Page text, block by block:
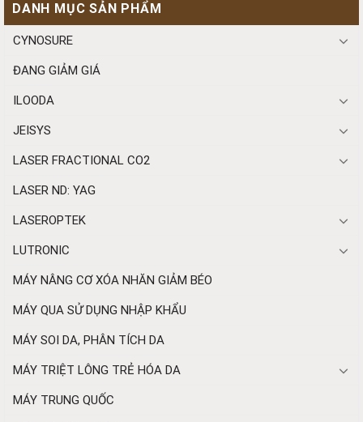
DANH MỤC SẢN PHẨM
CYNOSURE
ĐANG GIẢM GIÁ
ILOODA
JEISYS
LASER FRACTIONAL CO2
LASER ND: YAG
LASEROPTEK
LUTRONIC
MÁY NÂNG CƠ XÓA NHĂN GIẢM BÉO
MÁY QUA SỬ DỤNG NHẬP KHẨU
MÁY SOI DA, PHÂN TÍCH DA
MÁY TRIỆT LÔNG TRẺ HÓA DA
MÁY TRUNG QUỐC